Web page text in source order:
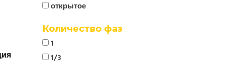
открытое
Количество фаз
1
1/3